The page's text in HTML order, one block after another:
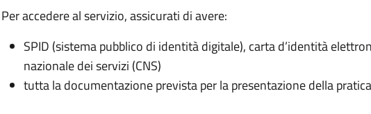
Per accedere al servizio, assicurati di avere:
SPID (sistema pubblico di identità digitale), carta d’identità
nazionale dei servizi (CNS)
tutta la documentazione prevista per la presentazione della